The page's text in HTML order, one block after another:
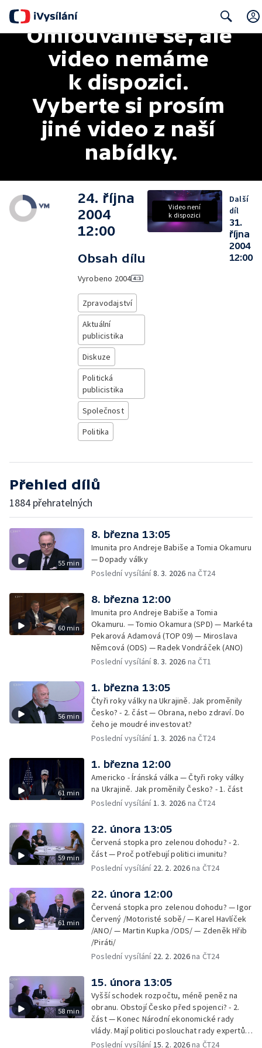
Search
Omlouváme se, ale
video nemáme
k dispozici.
Vyberte si prosím
jiné video z naší
nabídky.
24. října
2004
12:00
Obsah dílu
Vyrobeno 2004
Zpravodajství
Aktuální
publicistika
Diskuze
Politická
publicistika
Společnost
Politika
Video není
k dispozici
Další
díl
31.
října
2004
12:00
Přehled dílů
1884 přehratelných
55 min
8. března 13:05
Imunita pro Andreje Babiše a Tomia Okamuru
— Dopady války
Poslední vysílání8. 3. 2026 na ČT24
60 min
8. března 12:00
Imunita pro Andreje Babiše a Tomia
Okamuru. — Tomio Okamura (SPD) — Markéta
Pekarová Adamová (TOP 09) — Miroslava
Němcová (ODS) — Radek Vondráček (ANO)
Poslední vysílání8. 3. 2026 na ČT1
56 min
1. března 13:05
Čtyři roky války na Ukrajině. Jak proměnily
Česko? - 2. část — Obrana, nebo zdraví. Do
čeho je moudré investovat?
Poslední vysílání1. 3. 2026 na ČT24
61 min
1. března 12:00
Americko - Íránská válka — Čtyři roky války
na Ukrajině. Jak proměnily Česko? - 1. část
Poslední vysílání1. 3. 2026 na ČT24
59 min
22. února 13:05
Červená stopka pro zelenou dohodu? - 2.
část — Proč potřebují politici imunitu?
Poslední vysílání 22. 2. 2026na ČT24
61 min
22. února 12:00
Červená stopka pro zelenou dohodu? — Igor
Červený /Motoristé sobě/ — Karel Havlíček
/ANO/ — Martin Kupka /ODS/ — Zdeněk Hřib
/Piráti/
Poslední vysílání 22. 2. 2026na ČT24
58 min
15. února 13:05
Vyšší schodek rozpočtu, méně peněz na
obranu. Obstojí Česko před spojenci? - 2.
část — Konec Národní ekonomické rady
vlády. Mají politici poslouchat rady expertů,
nebo mají svou hlavu?
Poslední vysílání15. 2. 2026na ČT24